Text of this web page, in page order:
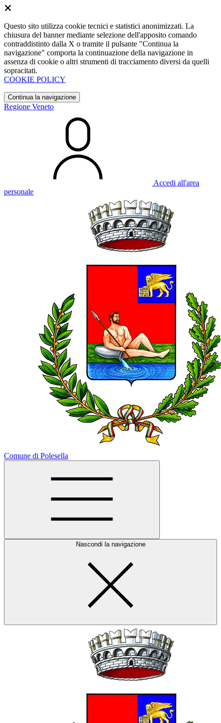
Questo sito utilizza cookie tecnici e statistici anonimizzati. La
chiusura del banner mediante selezione dell'apposito comando
contraddistinto dalla X o tramite il pulsante "Continua la
navigazione" comporta la continuazione della navigazione in
assenza di cookie o altri strumenti di tracciamento diversi da quelli
sopracitati.
COOKIE POLICY
Continua la navigazione
Regione Veneto
Accedi all'area
personale
Comune di Polesella
Nascondi la navigazione